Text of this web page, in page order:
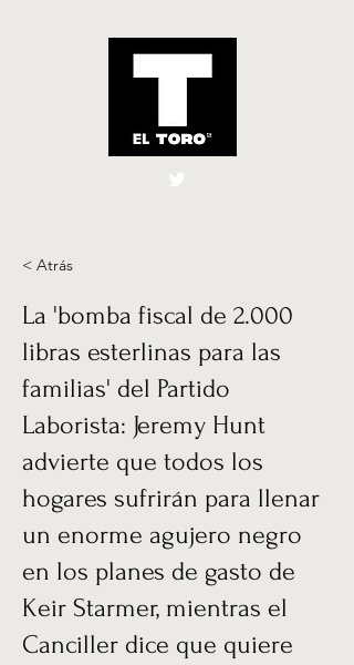
El Toro España
< Atrás
La 'bomba fiscal de 2.000
libras esterlinas para las
familias' del Partido
Laborista: Jeremy Hunt
advierte que todos los
hogares sufrirán para llenar
un enorme agujero negro
en los planes de gasto de
Keir Starmer, mientras el
Canciller dice que quiere